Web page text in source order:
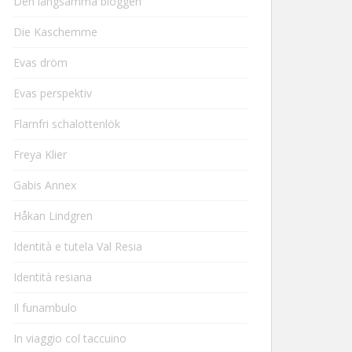
Die Kaschemme
Evas dröm
Evas perspektiv
Flarnfri schalottenlök
Freya Klier
Gabis Annex
Håkan Lindgren
Identità e tutela Val Resia
Identità resiana
Il funambulo
In viaggio col taccuino